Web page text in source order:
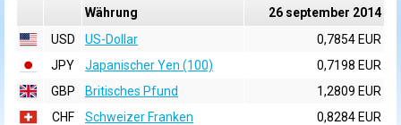
Währung
26 september 2014
USD
US-Dollar
0,7854 EUR
JPY
Japanischer Yen (100)
0,7198 EUR
GBP
Britisches Pfund
1,2809 EUR
CHF
Schweizer Franken
0,8284 EUR